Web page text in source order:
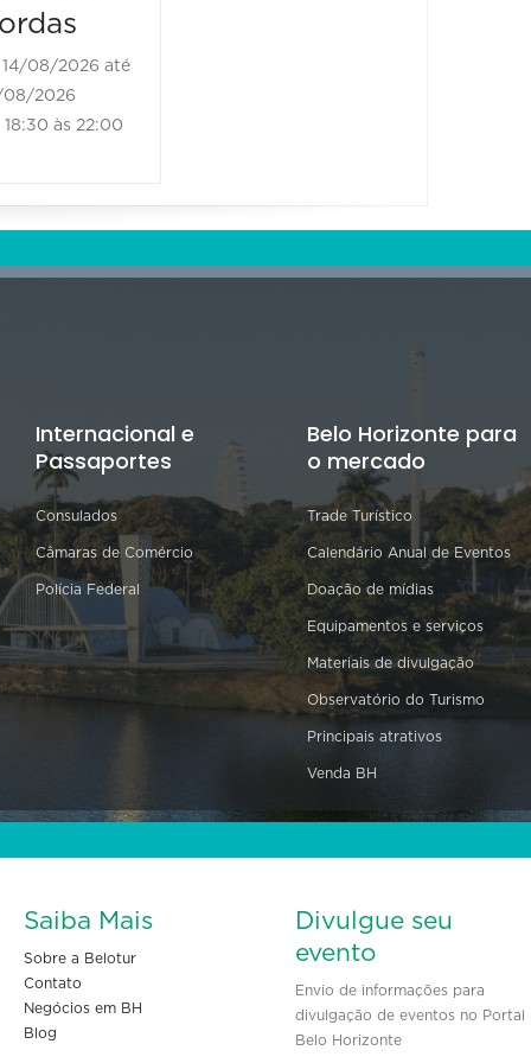
14/08/2026 até
08/2026
às 22:00
Internacional e
Passaportes
Consulados
Câmaras de Comércio
Polícia Federal
Belo Horizonte para
o mercado
Trade Turístico
Calendário Anual de Eventos
Doação de mídias
Equipamentos e serviços
Materiais de divulgação
Observatório do Turismo
Principais atrativos
Venda BH
Saiba Mais
Sobre a Belotur
Contato
Negócios em BH
Blog
Divulgue seu
evento
Envio de informações para
divulgação de eventos no Portal
Belo Horizonte